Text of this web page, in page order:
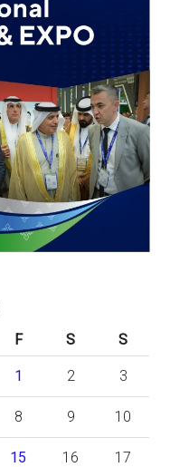
F S S
1 2 3
8 9 10
15 16 17